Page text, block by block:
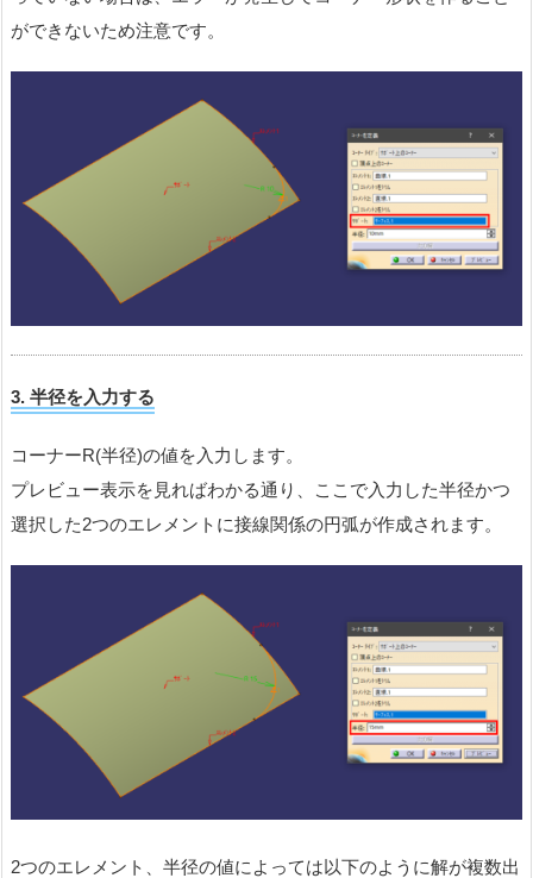
ができないため注意です。
3. 半径を入力する
コーナーR(半径)の値を入力します。
プレビュー表示を見ればわかる通り、ここで入力した半径かつ
選択した2つのエレメントに接線関係の円弧が作成されます。
2つのエレメント、半径の値によっては以下のように解が複数出